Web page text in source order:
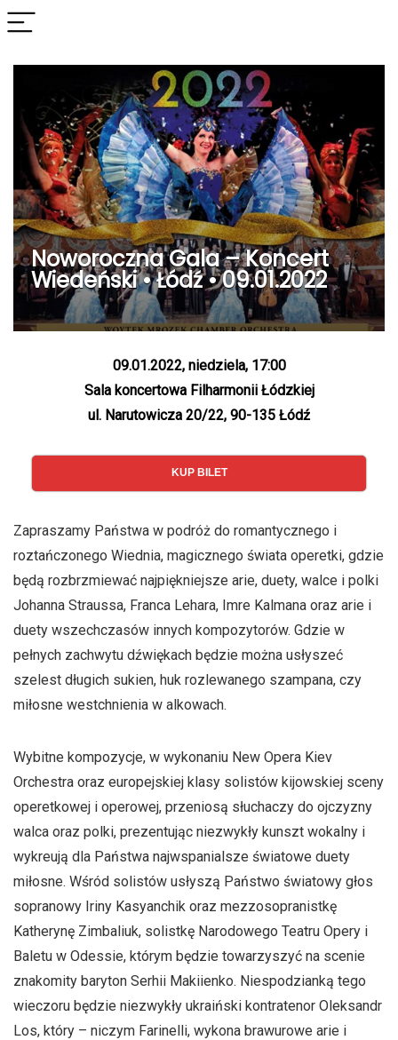
Noworoczna Gala – Koncert
Wiedeński • Łódź • 09.01.2022
09.01.2022, niedziela, 17:00
Sala koncertowa Filharmonii Łódzkiej
ul. Narutowicza 20/22, 90-135 Łódź
KUP BILET
Zapraszamy Państwa w podróż do romantycznego i
roztańczonego Wiednia, magicznego świata operetki, gdzie
będą rozbrzmiewać najpiękniejsze arie, duety, walce i polki
Johanna Straussa, Franca Lehara, Imre Kalmana oraz arie i
duety wszechczasów innych kompozytorów. Gdzie w
pełnych zachwytu dźwiękach będzie można usłyszeć
szelest długich sukien, huk rozlewanego szampana, czy
miłosne westchnienia w alkowach.
Wybitne kompozycje, w wykonaniu New Opera Kiev
Orchestra oraz europejskiej klasy solistów kijowskiej sceny
operetkowej i operowej, przeniosą słuchaczy do ojczyzny
walca oraz polki, prezentując niezwykły kunszt wokalny i
wykreują dla Państwa najwspanialsze światowe duety
miłosne. Wśród solistów usłyszą Państwo światowy głos
sopranowy Iriny Kasyanchik oraz mezzosopranistkę
Katherynę Zimbaliuk, solistkę Narodowego Teatru Opery i
Baletu w Odessie, którym będzie towarzyszyć na scenie
znakomity baryton Serhii Makiienko. Niespodzianką tego
wieczoru będzie niezwykły ukraiński kontratenor Oleksandr
Los, który – niczym Farinelli, wykona brawurowe arie i